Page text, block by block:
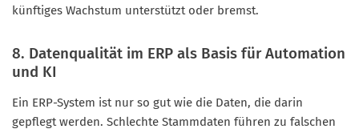
künftiges Wachstum unterstützt oder bremst.
8. Datenqualität im ERP als Basis für Automation
und KI
Ein ERP-System ist nur so gut wie die Daten, die darin
gepflegt werden. Schlechte Stammdaten führen zu falschen